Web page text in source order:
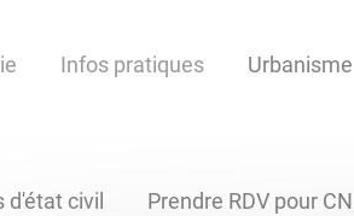
Infos pratiques Urbanisme
d'état civil Prendre RDV pour